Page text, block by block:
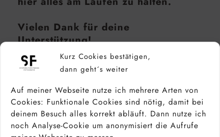
Kurz Cookies bestätigen,
dann geht´s weiter
Auf meiner Webseite nutze ich mehrere Arten von
Cookies: Funktionale Cookies sind nötig, damit bei
deinem Besuch alles korrekt abläuft. Dann nutze ich
noch Analyse-Cookie um anonymisiert die Aufrufe
Vielen Dank für deine
Unterstützung!
Kaffee spendieren via PayPal
Noch mehr von mir bzw. über mich
findest du in den sozialen Medien: